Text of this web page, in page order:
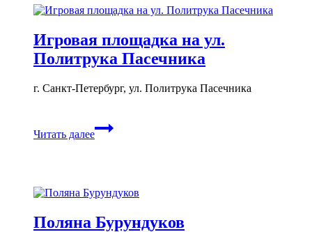
Игровая площадка на ул.
Политрука Пасечника
г. Санкт-Петербург, ул. Политрука Пасечника
Читать далее
Игровая
площадка
Поляна Бурундуков